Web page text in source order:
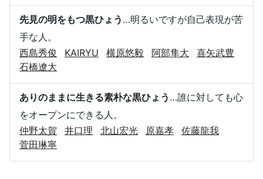
先見の明をもつ黒ひょう …明るいですが自己表現が苦
手な人。
西島秀俊
KAIRYU 横原悠毅 阿部隼大
喜矢武豊
石橋遼大
ありのままに生きる素朴な黒ひょう …誰に対しても心
をオープンにできる人。
仲野太賀
井口理 北山宏光 原嘉孝
佐藤龍我
菅田琳寧